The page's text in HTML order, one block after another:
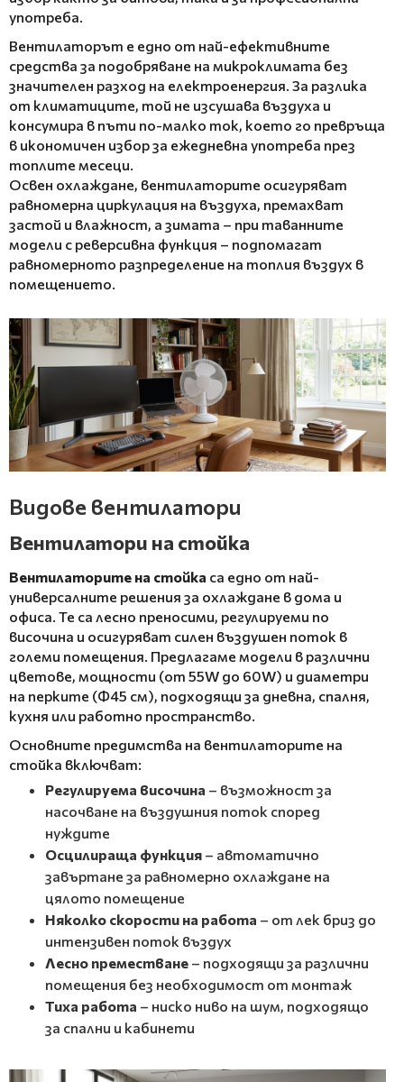
употреба.
Вентилаторът е едно от най-ефективните
средства за подобряване на микроклимата без
значителен разход на електроенергия. За разлика
от климатиците, той не изсушава въздуха и
консумира в пъти по-малко ток, което го превръща
в икономичен избор за ежедневна употреба през
топлите месеци.
Освен охлаждане, вентилаторите осигуряват
равномерна циркулация на въздуха, премахват
застой и влажност, а зимата – при таванните
модели с реверсивна функция – подпомагат
равномерното разпределение на топлия въздух в
помещението.
Видове вентилатори
Вентилатори на стойка
Вентилаторите на стойка са едно от най-
универсалните решения за охлаждане в дома и
офиса. Те са лесно преносими, регулируеми по
височина и осигуряват силен въздушен поток в
големи помещения. Предлагаме модели в различни
цветове, мощности (от 55W до 60W) и диаметри
на перките (Ф45 см), подходящи за дневна, спалня,
кухня или работно пространство.
Основните предимства на вентилаторите на
стойка включват:
Регулируема височина – възможност за
насочване на въздушния поток според
нуждите
Осцилираща функция – автоматично
завъртане за равномерно охлаждане на
цялото помещение
Няколко скорости на работа – от лек бриз до
интензивен поток въздух
Лесно преместване – подходящи за различни
помещения без необходимост от монтаж
Тиха работа – ниско ниво на шум, подходящо
за спални и кабинети